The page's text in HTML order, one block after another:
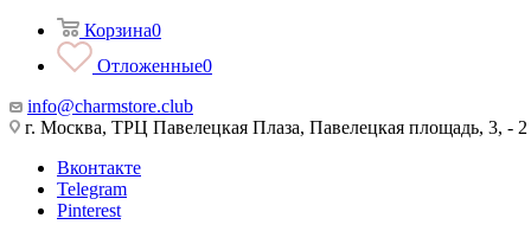
Корзина0
Отложенные0
info@charmstore.club
г. Москва, ТРЦ Павелецкая Плаза, Павелецкая площадь, 3, - 2
Вконтакте
Telegram
Pinterest